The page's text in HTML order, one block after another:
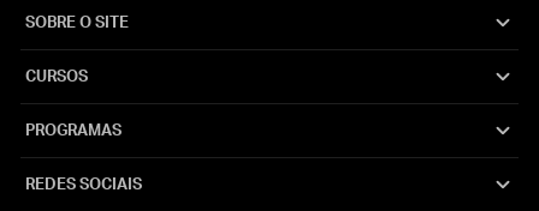
SOBRE O SITE
CURSOS
PROGRAMAS
REDES SOCIAIS